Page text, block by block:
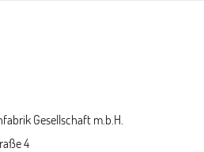
Gesellschaft m.b.H.
4